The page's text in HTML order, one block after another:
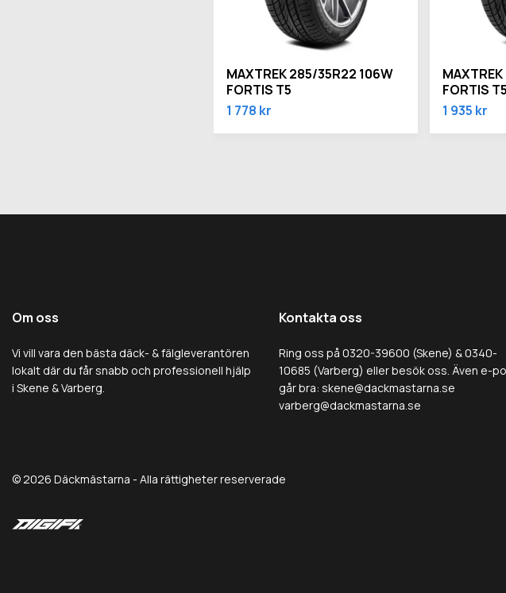
MAXTREK 285/35R22 106W
FORTIS T5
1 778 kr
FORTIS T5
1 935 kr
Om oss
Vi vill vara den bästa däck- & fälgleverantören
lokalt där du får snabb och professionell hjälp
i Skene & Varberg.
Kontakta oss
Ring oss på 0320-39600 (Skene) & 0340-
10685 (Varberg) eller besök oss. Även e-
går bra: skene@dackmastarna.se
varberg@dackmastarna.se
© 2026 Däckmästarna - Alla rättigheter reserverade